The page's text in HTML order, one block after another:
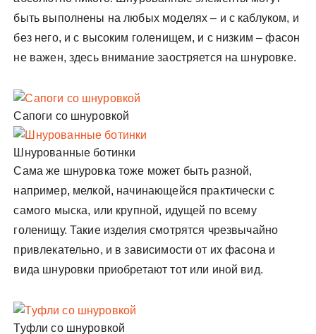
быть выполнены на любых моделях – и с каблуком, и
без него, и с высоким голенищем, и с низким – фасон
не важен, здесь внимание заостряется на шнуровке.
Сапоги со шнуровкой
Шнурованные ботинки
Сама же шнуровка тоже может быть разной,
например, мелкой, начинающейся практически с
самого мыска, или крупной, идущей по всему
голенищу. Такие изделия смотрятся чрезвычайно
привлекательно, и в зависимости от их фасона и
вида шнуровки приобретают тот или иной вид.
Туфли со шнуровкой